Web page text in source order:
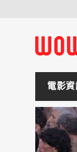
電影